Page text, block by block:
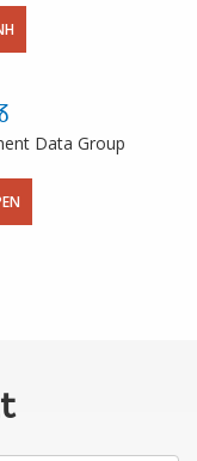
Data Group